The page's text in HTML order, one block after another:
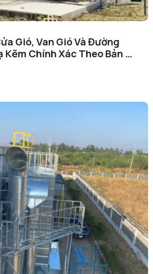
Gió, Van Gió Và Đường
Kẽm Chính Xác Theo Bản Vẽ